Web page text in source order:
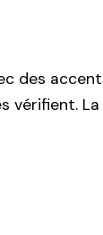
des